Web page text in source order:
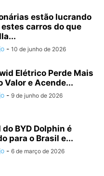
estão lucrando
carros do que
- 10 de junho de 2026
Elétrico Perde Mais
Valor e Acende...
- 9 de junho de 2026
BYD Dolphin é
para o Brasil e...
- 6 de março de 2026